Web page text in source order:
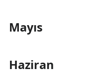
Mayıs
Haziran